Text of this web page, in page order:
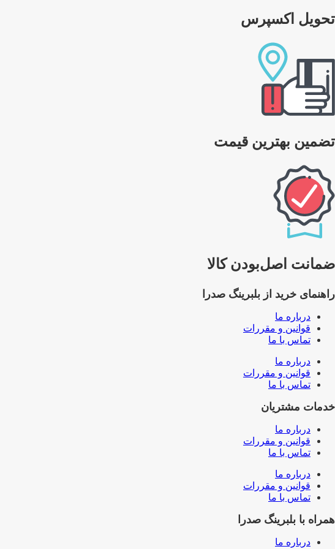
تحویل اکسپرس
تضمین بهترین قیمت
ضمانت اصل‌بودن کالا
راهنمای خرید از بلبرینگ صدرا
درباره ما
قوانین و مقررات
تماس با ما
درباره ما
قوانین و مقررات
تماس با ما
خدمات مشتریان
درباره ما
قوانین و مقررات
تماس با ما
درباره ما
قوانین و مقررات
تماس با ما
همراه با بلبرینگ صدرا
درباره ما